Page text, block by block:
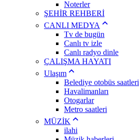
Noterler
ŞEHİR REHBERİ
CANLI MEDYA
Tv de bugün
Canlı tv izle
Canlı radyo dinle
ÇALIŞMA HAYATI
Ulaşım
Belediye otobüs saatleri
Havalimanları
Otogarlar
Metro saatleri
MÜZİK
ilahi